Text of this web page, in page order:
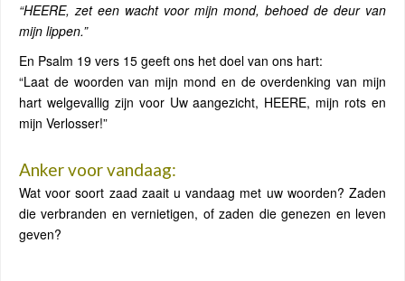
“HEERE, zet een wacht voor mijn mond, behoed de deur van
mijn lippen.”
En Psalm 19 vers 15 geeft ons het doel van ons hart:
“Laat de woorden van mijn mond en de overdenking van mijn
hart welgevallig zijn voor Uw aangezicht, HEERE, mijn rots en
mijn Verlosser!”
Anker voor vandaag:
Wat voor soort zaad zaait u vandaag met uw woorden? Zaden
die verbranden en vernietigen, of zaden die genezen en leven
geven?